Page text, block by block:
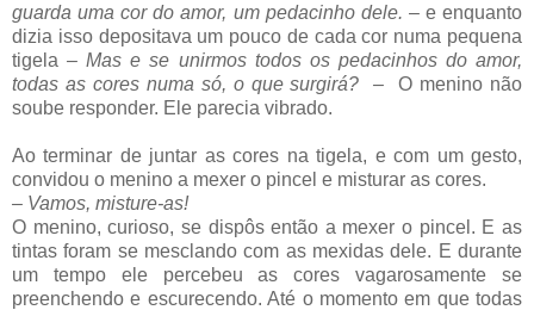
guarda uma cor do amor, um pedacinho dele. – e enquanto
dizia isso depositava um pouco de cada cor numa pequena
tigela –Mas e se unirmos todos os pedacinhos do amor,
todas as cores numa só, o que surgirá?
–O menino não
soube responder. Ele parecia vibrado.
Ao terminar de juntar as cores na tigela, e com um gesto,
convidou o menino a mexer o pincel e misturar as cores.
– Vamos, misture-as!
O menino, curioso, se dispôs então a mexer o pincel. E as
tintas foram se mesclando com as mexidas dele. E durante
um tempo ele percebeu as cores vagarosamente se
preenchendo e escurecendo. Até o momento em que todas